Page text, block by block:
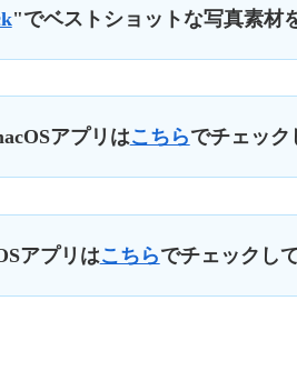
"でベストショットな写真素材
アプリはこちらでチェッ
アプリはこちらでチェックし